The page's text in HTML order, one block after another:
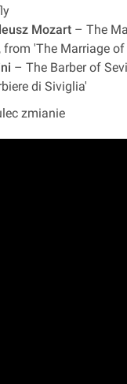
Mozart – The
from 'The Marriage of
– The Barber of
di Siviglia'
zmianie